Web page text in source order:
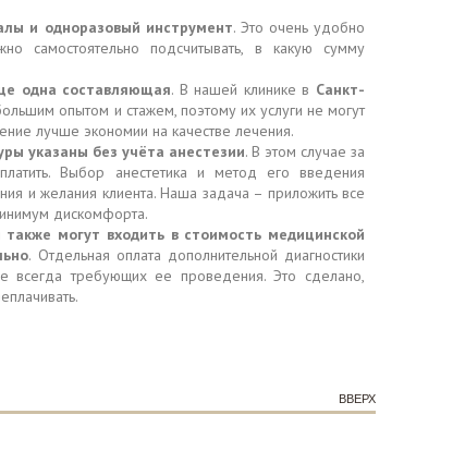
и одноразовый инструмент. Это очень удобно
самостоятельно подсчитывать, в какую сумму
одна составляющая. В нашей клинике в Санкт-
опытом и стажем, поэтому их услуги не могут
лучше экономии на качестве лечения.
указаны без учёта анестезии. В этом случае за
Выбор анестетика и метод его введения
и желания клиента. Наша задача – приложить все
дискомфорта.
также могут входить в стоимость медицинской
. Отдельная оплата дополнительной диагностики
всегда требующих ее проведения. Это сделано,
ВВЕРХ